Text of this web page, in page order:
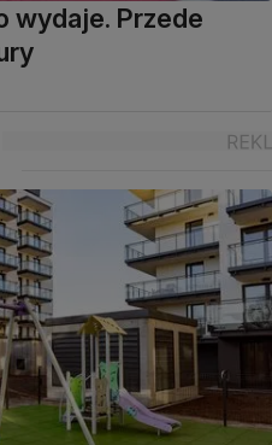
wydaje. Przede